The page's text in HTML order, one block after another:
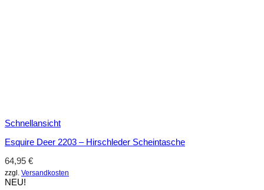
Schnellansicht
Esquire Deer 2203 – Hirschleder Scheintasche
64,95 €
zzgl. Versandkosten
NEU!